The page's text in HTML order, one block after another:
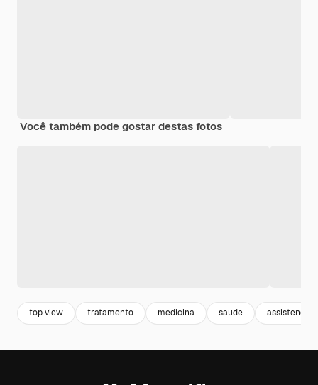
Você também pode gostar destas fotos
top view tratamento medicina saude assistencia